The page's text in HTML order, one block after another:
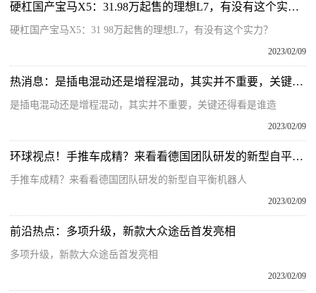
硬杠国产宝马X5：31.98万起售的理想L7，有没有这个实力？
硬杠国产宝马X5：31 98万起售的理想L7，有没有这个实力？
2023/02/09
热消息：是插电混动还是增程混动，其实并不重要，关键还得看是谁造
是插电混动还是增程混动，其实并不重要，关键还得看是谁造
2023/02/09
环球视点！手推车成精？来看看德国团队研发的新型自平衡机器人
手推车成精？来看看德国团队研发的新型自平衡机器人
2023/02/09
前沿热点：多项升级，新款大众途岳首发亮相
多项升级，新款大众途岳首发亮相
2023/02/09